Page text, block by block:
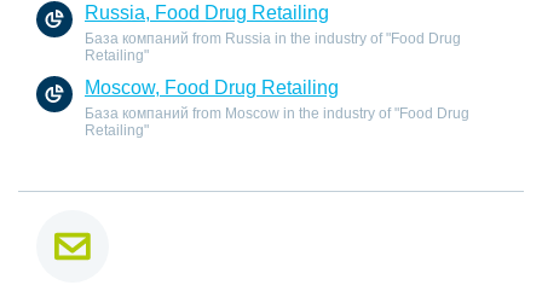
Russia, Food Drug Retailing
База компаний from Russia in the industry of "Food Drug
Retailing"
Moscow, Food Drug Retailing
База компаний from Moscow in the industry of "Food Drug
Retailing"